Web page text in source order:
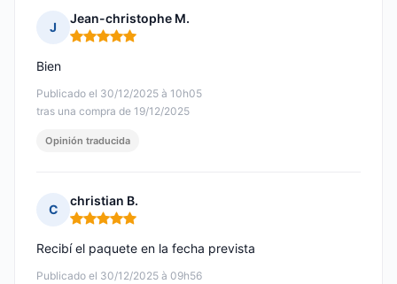
J
Jean-christophe M.
Nota: 5 de 5
Publicado el 30/12/2025 à 10h05
tras una compra de 19/12/2025
Bien
Opinión traducida
C
christian B.
Nota: 5 de 5
Publicado el 30/12/2025 à 09h56
Recibí el paquete en la fecha prevista